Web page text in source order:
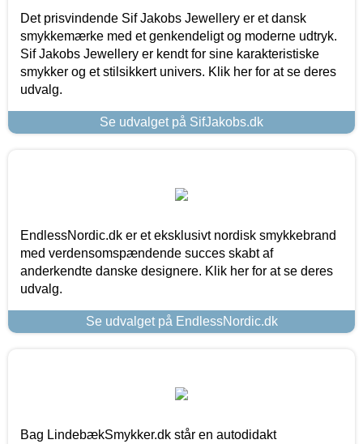
Det prisvindende Sif Jakobs Jewellery er et dansk
smykkemærke med et genkendeligt og moderne udtryk.
Sif Jakobs Jewellery er kendt for sine karakteristiske
smykker og et stilsikkert univers. Klik her for at se deres
udvalg.
Se udvalget på SifJakobs.dk
EndlessNordic.dk er et eksklusivt nordisk smykkebrand
med verdensomspændende succes skabt af
anderkendte danske designere. Klik her for at se deres
udvalg.
Se udvalget på EndlessNordic.dk
Bag LindebækSmykker.dk står en autodidakt